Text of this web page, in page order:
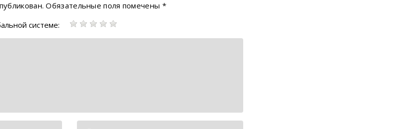
Обязательные поля помечены *
системе: